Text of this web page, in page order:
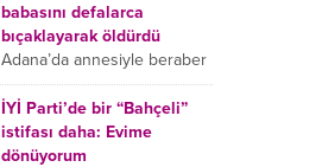
bıçaklanan Emine Bulut’un
“Ben ölmek istemiyorum”
demesi ve yanında bulunan
10 yaşındaki kızının “Anne
lütfen...
babasını defalarca
bıçaklayarak öldürdü
Adana’da annesiyle beraber
takip ettiği babasının trans
bireyin evine girdiği gören
cani, babasını vücudunun
çeşitli yerlerinden
İYİ Parti’de bir “Bahçeli”
istifası daha: Evime
dönüyorum